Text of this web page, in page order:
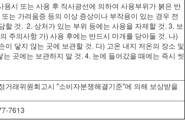
용시 또는 사용 후 직사광선에 의하여 사용부위가 붉은 반
는 가려움증 등의 이상 증상이나 부작용이 있는 경우 전
할 것. 2. 상처가 있는 부위 등에는 사용을 자제할 것. 3. 보
주의사항 가) 사용 후에는 반드시 마개를 닫아둘 것. 나)
이 닿지 않는 곳에 보관할 것. 다) 고온 내지 저온의 장소 및
는 곳에는 보관하지 말 것. 4. 눈에 들어갔을 때에는 즉시 씻
거래위원회고시 "소비자분쟁해결기준"에 의해 보상받을
7613